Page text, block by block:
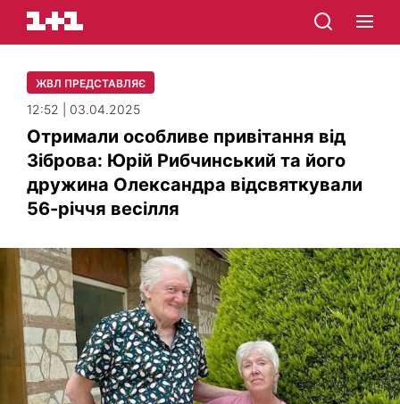
ЖВЛ ПРЕДСТАВЛЯЄ
12:52 | 03.04.2025
Отримали особливе привітання від
Зіброва: Юрій Рибчинський та його
дружина Олександра відсвяткували
56-річчя весілля